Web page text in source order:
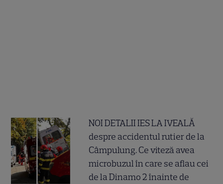
NOI DETALII IES LA IVEALĂ
despre accidentul rutier de la
Câmpulung. Ce viteză avea
microbuzul în care se aflau cei
de la Dinamo 2 înainte de